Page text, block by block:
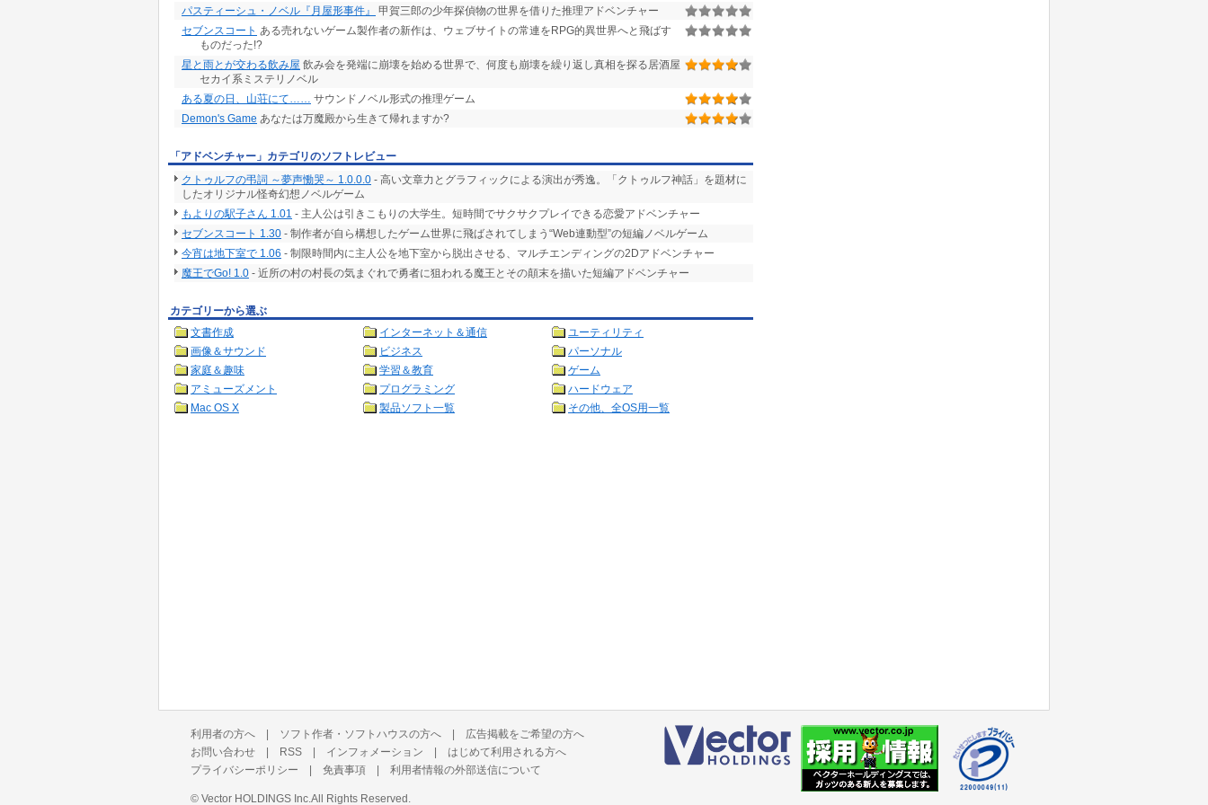
パスティーシュ・ノベル『月屋形事件』
甲賀三郎の少年探偵物の世界を借りた推理アドベンチャー
セブンスコート ある売れないゲーム製作者の新作は、ウェブサイトの常連をRPG的異世界へと飛ばす
ものだった!?
星と雨とが交わる飲み屋 飲み会を発端に崩壊を始める世界で、何度も崩壊を繰り返し真相を探る居酒屋
セカイ系ミステリノベル
ある夏の日、山荘にて……
サウンドノベル形式の推理ゲーム
Demon's Game あなたは万魔殿から生きて帰れますか?
「アドベンチャー」カテゴリのソフトレビュー
クトゥルフの弔詞 ～夢声慟哭～ 1.0.0.0 - 高い文章力とグラフィックによる演出が秀逸。「クトゥルフ神話」を題材に
したオリジナル怪奇幻想ノベルゲーム
もよりの駅子さん 1.01 - 主人公は引きこもりの大学生。短時間でサクサクプレイできる恋愛アドベンチャー
セブンスコート 1.30 - 制作者が自ら構想したゲーム世界に飛ばされてしまう“Web連動型”の短編ノベルゲーム
今宵は地下室で 1.06 - 制限時間内に主人公を地下室から脱出させる、マルチエンディングの2Dアドベンチャー
魔王でGo! 1.0 - 近所の村の村長の気まぐれで勇者に狙われる魔王とその顛末を描いた短編アドベンチャー
カテゴリーから選ぶ
文書作成
インターネット＆通信
ユーティリティ
画像＆サウンド
ビジネス
パーソナル
家庭＆趣味
学習＆教育
ゲーム
アミューズメント
プログラミング
ハードウェア
Mac OS X
製品ソフト一覧 その他、全OS用一覧
利用者の方へ | ソフト作者・ソフトハウスの方へ | 広告掲載をご希望の方へ
お問い合わせ | RSS | インフォメーション | はじめて利用される方へ
プライバシーポリシー | 免責事項 | 利用者情報の外部送信について
© Vector HOLDINGS Inc. All Rights Reserved.